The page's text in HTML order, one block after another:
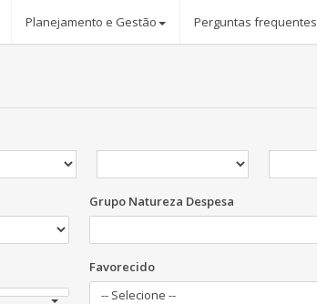
Planejamento e Gestão Perguntas frequentes
Grupo Natureza Despesa
Favorecido
-- Selecione --